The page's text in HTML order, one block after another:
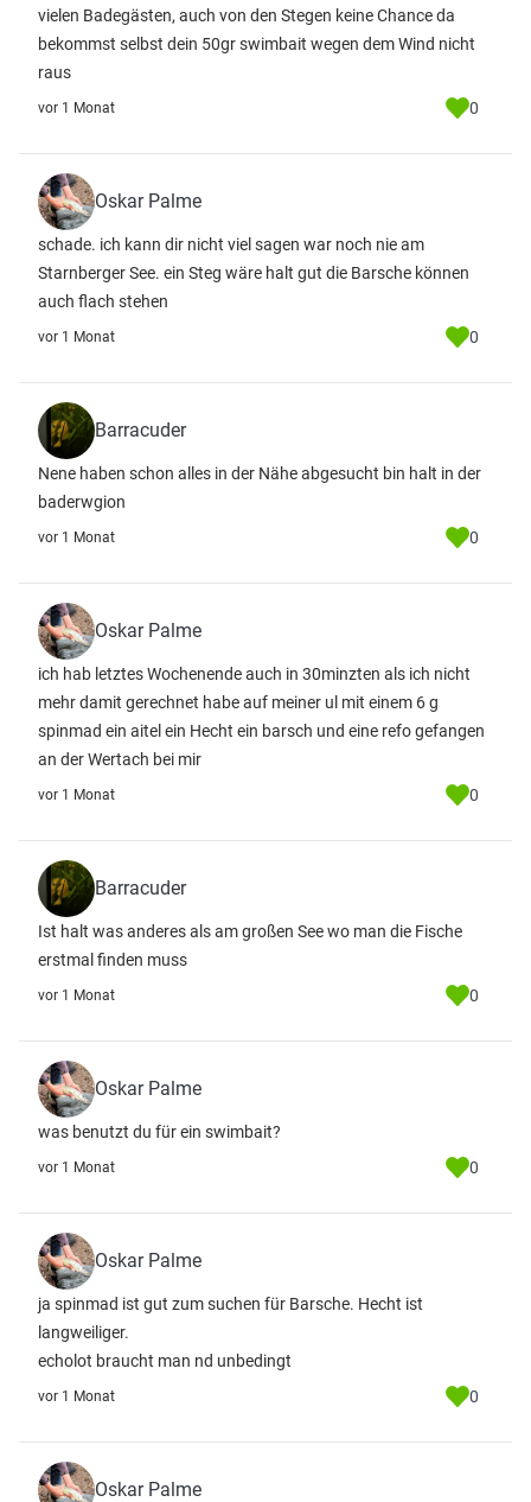
vielen Badegästen, auch von den Stegen keine Chance da
bekommst selbst dein 50gr swimbait wegen dem Wind nicht
raus
vor 1 Monat 0
Oskar Palme
schade. ich kann dir nicht viel sagen war noch nie am
Starnberger See. ein Steg wäre halt gut die Barsche können
auch flach stehen
vor 1 Monat 0
Barracuder
Nene haben schon alles in der Nähe abgesucht bin halt in der
baderwgion
vor 1 Monat 0
Oskar Palme
ich hab letztes Wochenende auch in 30minzten als ich nicht
mehr damit gerechnet habe auf meiner ul mit einem 6 g
spinmad ein aitel ein Hecht ein barsch und eine refo gefangen
an der Wertach bei mir
vor 1 Monat 0
Barracuder
Ist halt was anderes als am großen See wo man die Fische
erstmal finden muss
vor 1 Monat 0
Oskar Palme
was benutzt du für ein swimbait?
vor 1 Monat 0
Oskar Palme
ja spinmad ist gut zum suchen für Barsche. Hecht ist
langweiliger.
echolot braucht man nd unbedingt
vor 1 Monat 0
Oskar Palme